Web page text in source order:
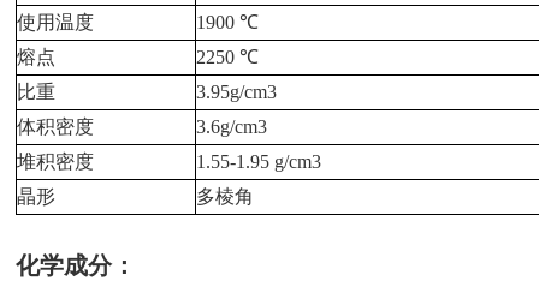
使用温度
1900 ℃
熔点
2250 ℃
比重
3.95g/cm3
体积密度
3.6g/cm3
堆积密度
1.55-1.95 g/cm3
晶形
多棱角
化学成分：